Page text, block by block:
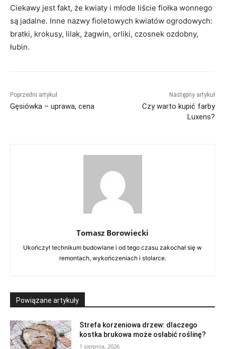
Ciekawy jest fakt, że kwiaty i młode liście fiołka wonnego
są jadalne. Inne nazwy fioletowych kwiatów ogrodowych:
bratki, krokusy, lilak, żagwin, orliki, czosnek ozdobny,
łubin.
Poprzedni artykuł
Gęsiówka – uprawa, cena
Następny artykuł
Czy warto kupić farby
Luxens?
Tomasz Borowiecki
Ukończył technikum budowlane i od tego czasu zakochał się w
remontach, wykończeniach i stolarce.
Powiązane artykuły
Strefa korzeniowa drzew: dlaczego
kostka brukowa może osłabić roślinę?
1 sierpnia, 2026